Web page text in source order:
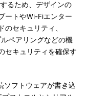
るため、デザインの
ートやWi-Fiエンター
セキュリティ、
ペアリングなどの機
セキュリティを確保す
フトウェアが書き込